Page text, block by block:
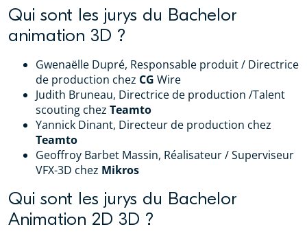
Qui sont les jurys du Bachelor
animation 3D ?
Gwenaëlle Dupré, Responsable produit / Directrice
de production chez CG Wire
Judith Bruneau, Directrice de production /Talent
scouting chez Teamto
Yannick Dinant, Directeur de production chez
Teamto
Geoffroy Barbet Massin, Réalisateur / Superviseur
VFX-3D chez Mikros
Qui sont les jurys du Bachelor
Animation 2D 3D ?